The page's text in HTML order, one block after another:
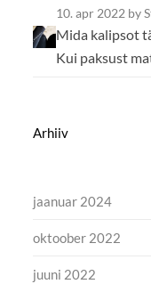
10. apr 2022 by
Mida kalipsot
Kui paksust
Arhiiv
jaanuar 2024
oktoober 2022
juuni 2022